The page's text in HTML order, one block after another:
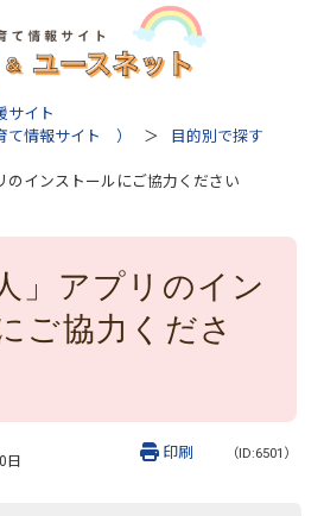
サイト
て情報サイト ）
目的別で探す
のインストールにご協力ください
」アプリのイン
ご協力くださ
日 （ID:6501）
印刷